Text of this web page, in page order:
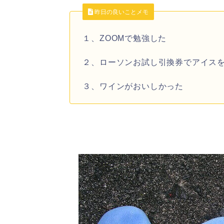
昨日の良いことメモ
１、ZOOMで勉強した
２、ローソンお試し引換券でアイス
３、ワインがおいしかった